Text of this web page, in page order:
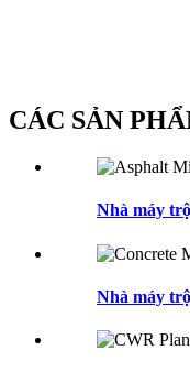
CÁC SẢN
Nhà máy
Nhà máy